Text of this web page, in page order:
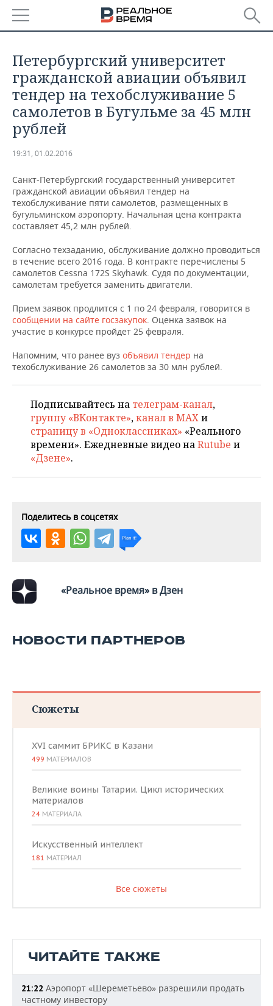
БАШКОРТОСТАН
ТАТАРСТАН
УДМУРТИЯ
НОВОСТИ
АНАЛИТИКА
НОВОСТИ АНАЛИТИКИ
ДЕКЛАРАЦИИ О ДОХОДАХ
КОРОЛИ ГОСЗАКАЗА ПФО
ВУЗЫ ТАТАРСТАНА
ТОРГОВЫЕ ЦЕНТРЫ
ТАТАРСТАНА
ЭКОНОМИКА
НОВОСТИ ЭКОНОМИКИ
ФИНАНСЫ
БАНКИ
ИНВЕСТИЦИИ
ПРОМЫШЛЕННОСТЬ
НОВОСТИ
ПРОМЫШЛЕННОСТИ
АГРОПРОМ
МАШИНОСТРОЕНИЕ
НЕФТЕХИМИЯ
НЕФТЬ
ОПК
ЭНЕРГЕТИКА
НЕДВИЖИМОСТЬ
НОВОСТИ НЕДВИЖИМОСТИ
АВТО
НОВОСТИ БИЗНЕСА
ТРАНСПОРТ
УСЛУГИ
ТЕХНОЛОГИИ
IT
МЕДИА
НОВОСТИ МЕРОПРИЯТИЙ
ВЫЕЗДНАЯ РЕДАКЦИЯ
ONLINE-КОНФЕРЕНЦИИ
ОТКРЫТАЯ ЛЕКЦИЯ
СПОРТ
НОВОСТИ СПОРТА
ХОККЕЙ
БАСКЕТБОЛ
ВОЛЕЙБОЛ
ФИГУРНОЕ КАТАНИЕ
ВОДНЫЕ ВИДЫ СПОРТА
ХОККЕЙ С МЯЧОМ
ОБЩЕСТВО
ВЛАСТЬ
ИНФРАСТРУКТУРА
ИСТОРИЯ
МЕДИЦИНА
ОБРАЗОВАНИЕ
ПРОИСШЕСТВИЯ
СЮЖЕТЫ
СПРАВОЧНИК
СПИСОК ПЕРСОН
ПОЛНАЯ ВЕРСИЯ
Петербургский университет
гражданской авиации объявил
тендер на техобслуживание 5
самолетов в Бугульме за 45 млн
рублей
19:31, 01.02.2016
Санкт-Петербургский государственный университет
гражданской авиации объявил тендер на
техобслуживание пяти самолетов, размещенных в
бугульминском аэропорту. Начальная цена контракта
составляет 45,2 млн рублей.
Согласно техзаданию, обслуживание должно проводиться
в течение всего 2016 года. В контракте перечислены 5
самолетов Cessna 172S Skyhawk. Судя по документации,
самолетам требуется заменить двигатели.
Прием заявок продлится с 1 по 24 февраля, говорится в
сообщении на сайте госзакупок. Оценка заявок на
участие в конкурсе пройдет 25 февраля.
Напомним, что ранее вуз объявил тендер на
техобслуживание 26 самолетов за 30 млн рублей.
Подписывайтесь на телеграм-канал,
группу «ВКонтакте»,канал в MAXи
страницу в «Одноклассниках» «Реального
времени». Ежедневные видео наRutube и
«Дзене».
Поделитесь в соцсетях
«Реальное время» в Дзен
НОВОСТИ ПАРТНЕРОВ
Сюжеты
XVI саммит БРИКС в Казани
499 МАТЕРИАЛОВ
Великие воины Татарии. Цикл исторических
материалов
24 МАТЕРИАЛА
Искусственный интеллект
181 МАТЕРИАЛ
Все сюжеты
ЧИТАЙТЕ ТАКЖЕ
21:22 Аэропорт «Шереметьево» разрешили продать
частному инвестору